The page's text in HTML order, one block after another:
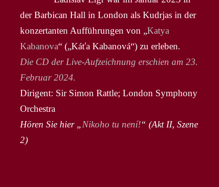
der Barbican Hall in London als Kudrjas in der
konzertanten Aufführungen von „Katya
Kabanova“ („Káťa Kabanová“) zu erleben.
Die CD der Live-Aufzeichnung erschien am 23.
Februar 2024.
Dirigent: Sir Simon Rattle; London Symphony
Orchestra
Hören Sie hier „Nikoho tu není!“ (Akt II, Szene
2)